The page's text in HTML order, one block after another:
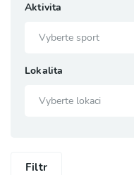
Aktivita
Lokalita
Filtr